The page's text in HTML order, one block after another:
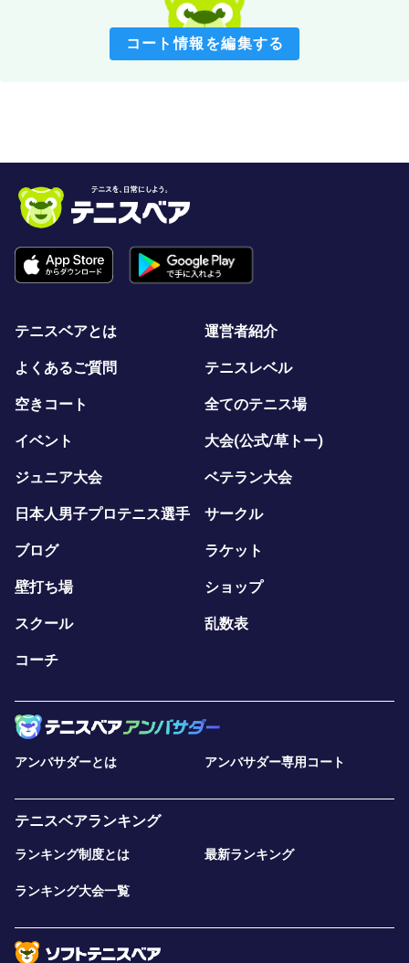
コート情報を編集する
テニスベアとは 運営者紹介
よくあるご質問 テニスレベル
空きコート 全てのテニス場
イベント 大会(公式/草トー)
ジュニア大会 ベテラン大会
日本人男子プロテニス選手 サークル
ブログ ラケット
壁打ち場 ショップ
スクール 乱数表
コーチ
アンバサダーとは アンバサダー専用コート
テニスベアランキング
ランキング制度とは 最新ランキング
ランキング大会一覧